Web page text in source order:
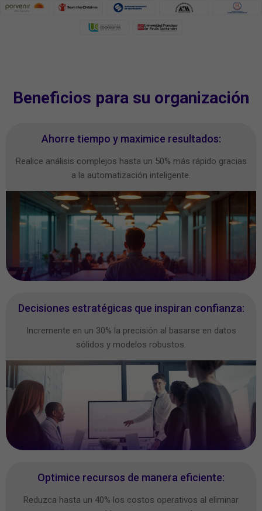
Beneficios para su organización
Ahorre tiempo y maximice resultados:
Realice análisis complejos hasta un 50% más rápido gracias
a la automatización inteligente.
Decisiones estratégicas que inspiran confianza:
Incremente en un 30% la precisión al basarse en datos
sólidos y modelos robustos.
Optimice recursos de manera eficiente:
Reduzca hasta un 40% los costos operativos al eliminar